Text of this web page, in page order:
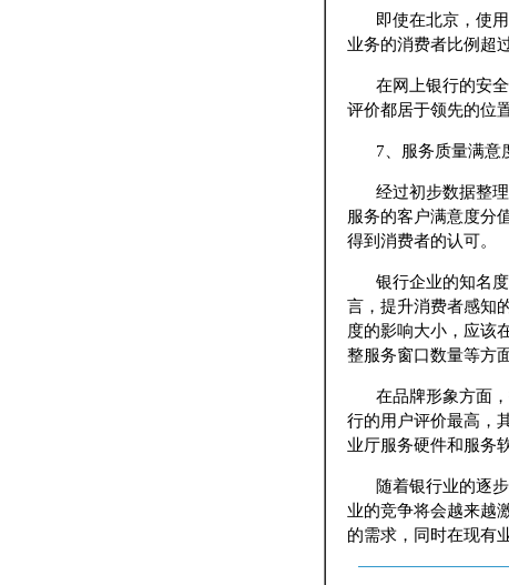
即使在北京，使
业务的消费者比例超
在网上银行的安
评价都居于领先的位置
7、服务质量满意
经过初步数据整
服务的客户满意度分
得到消费者的认可。
银行企业的知名
言，提升消费者感知
度的影响大小，应该
整服务窗口数量等方
在品牌形象方面
行的用户评价最高，
业厅服务硬件和服务
随着银行业的逐
业的竞争将会越来越
的需求，同时在现有